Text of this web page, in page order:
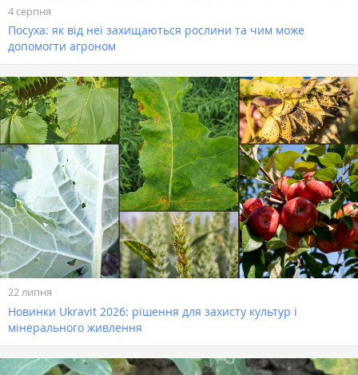
4 серпня
Посуха: як від неї захищаються рослини та чим може
допомогти агроном
22 липня
Новинки Ukravit 2026: рішення для захисту культур і
мінерального живлення